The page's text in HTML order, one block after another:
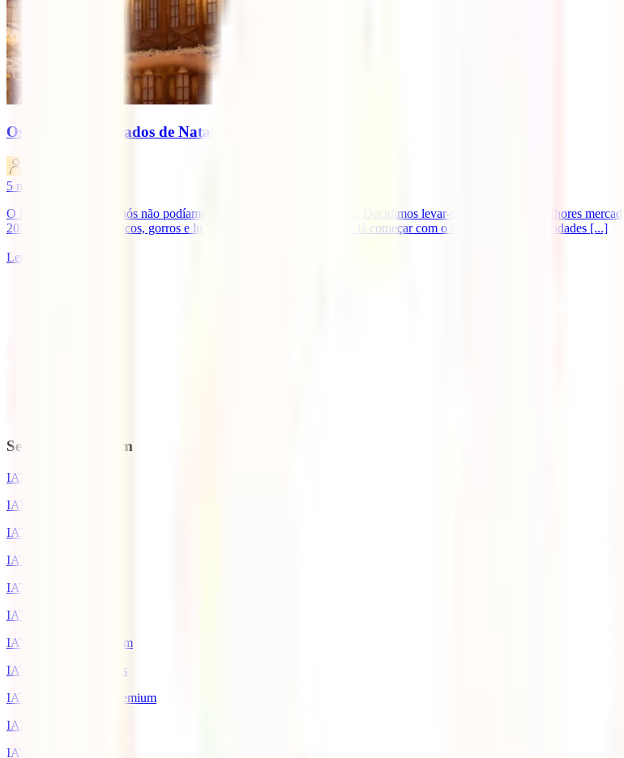
Os melhores mercados de Natal da Europa
5 minutos de leitura
O Natal está à porta e nós não podíamos deixar de marcar esta época. Decidimos levar-te a conhecer os melhores
2022. Preparado? Casacos, gorros e luvas na mochila? Então vamos lá começar com o nosso roteiro pelas cidades [...]
Ler mais
Seguros de Viagem
IATI Escapadinhas
IATI Mochileiro
IATI Standard
IATI Estrela
IATI Familia
IATI Básico
IATI Anual Multiviagem
IATI Grandes Viajantes
IATI Cancelamento Premium
IATI Estudos
IATI AirHelp